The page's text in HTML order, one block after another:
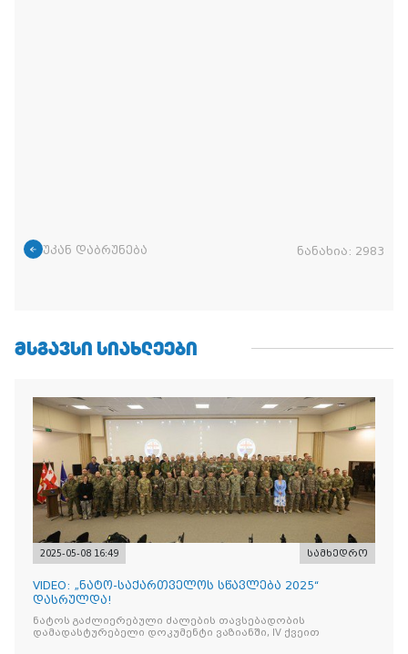
უკან დაბრუნება ნანახია: 2983
ᲛᲡᲒᲐᲕᲡᲘ ᲡᲘᲐᲮᲚᲔᲔᲑᲘ
2025-05-08 16:49 სამხედრო
VIDEO: „ნატო-საქართველოს სწავლება 2025“
დასრულდა!
ნატოს გაძლიერებული ძალების თავსებადობის
დამადასტურებელი დოკუმენტი ვაზიანში, IV ქვეით